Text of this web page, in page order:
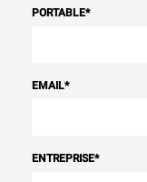
PORTABLE*
EMAIL*
ENTREPRISE*